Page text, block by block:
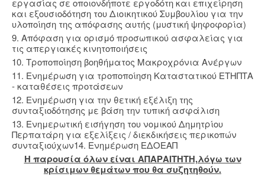
εργασίας σε οποιονδήποτε εργοδότη και επιχείρηση
και εξουσιοδότηση του Διοικητικού Συμβουλίου για την
υλοποίηση της απόφασης αυτής (μυστική ψηφοφορία)
9. Απόφαση για ορισμό προσωπικού ασφαλείας για
τις απεργιακές κινητοποιήσεις
10. Τροποποίηση βοηθήματος Μακροχρόνια Ανέργων
11. Ενημέρωση για τροποποίηση Καταστατικού ΕΤΗΠΤΑ
- καταθέσεις προτάσεων
12. Ενημέρωση για την θετική εξέλιξη της
συνταξιοδότησης με βάση την τυπική ασφάλιση
13. Ενημερωτική εισήγηση του νομικού Δημητρίου
Περπατάρη για εξελίξεις / διεκδικήσεις περικοπών
συνταξιούχων14. Ενημέρωση ΕΔΟΕΑΠ
Η παρουσία όλων είναι ΑΠΑΡΑΙΤΗΤΗ,λόγω των
κρίσιμων θεμάτων που θα συζητηθούν.